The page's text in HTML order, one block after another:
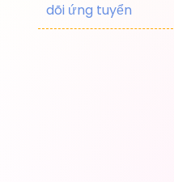
dõi ứng tuyển